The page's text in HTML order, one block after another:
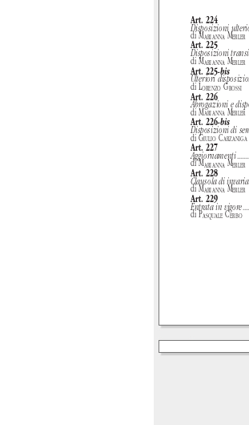
Art. 224
Disposizioni
di MARIANNA MERLER
Art. 225
Disposizioni
di MARIANNA MERLER
Art. 225-bis
Ulteriori
di LORENZO GROSSI
Art. 226
Abrogazioni e
di MARIANNA MERLER
Art. 226-bis
Disposizioni di
di GIULIO CARZANIGA
Art. 227
Aggiornamenti
di MARIANNA MERLER
Art. 228
Clausola di
di MARIANNA MERLER
Art. 229
Entrata in vigore
di PASQUALE CERBO